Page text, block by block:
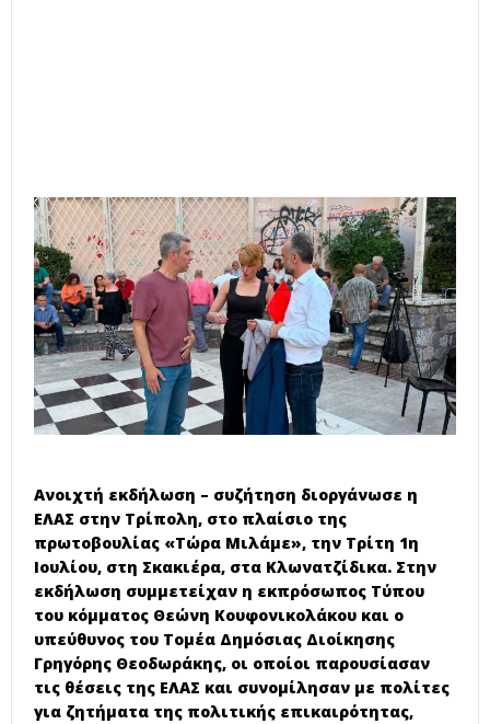
Ανοιχτή εκδήλωση – συζήτηση διοργάνωσε η
ΕΛΑΣ στην Τρίπολη, στο πλαίσιο της
πρωτοβουλίας «Τώρα Μιλάμε», την Τρίτη 1η
Ιουλίου, στη Σκακιέρα, στα Κλωνατζίδικα. Στην
εκδήλωση συμμετείχαν η εκπρόσωπος Τύπου
του κόμματος Θεώνη Κουφονικολάκου και ο
υπεύθυνος του Τομέα Δημόσιας Διοίκησης
Γρηγόρης Θεοδωράκης, οι οποίοι παρουσίασαν
τις θέσεις της ΕΛΑΣ και συνομίλησαν με πολίτες
για ζητήματα της πολιτικής επικαιρότητας,